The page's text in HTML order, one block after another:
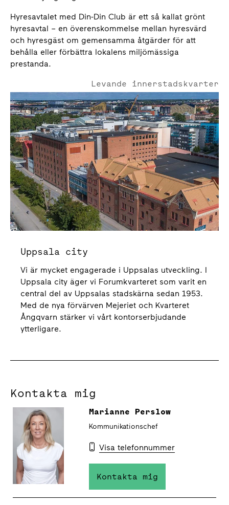
Hyresavtalet med Din-Din Club är ett så kallat grönt
hyresavtal – en överenskommelse mellan hyresvärd
och hyresgäst om gemensamma åtgärder för att
behålla eller förbättra lokalens miljömässiga
prestanda.
Levande innerstadskvarter
Uppsala city
Vi är mycket engagerade i Uppsalas utveckling. I
Uppsala city äger vi Forumkvarteret som varit en
central del av Uppsalas stadskärna sedan 1953.
Med de nya förvärven Mejeriet och Kvarteret
Ångqvarn stärker vi vårt kontorserbjudande
ytterligare.
Kontakta mig
Marianne Perslow
Kommunikationschef
Visa telefonnummer
Kontakta mig